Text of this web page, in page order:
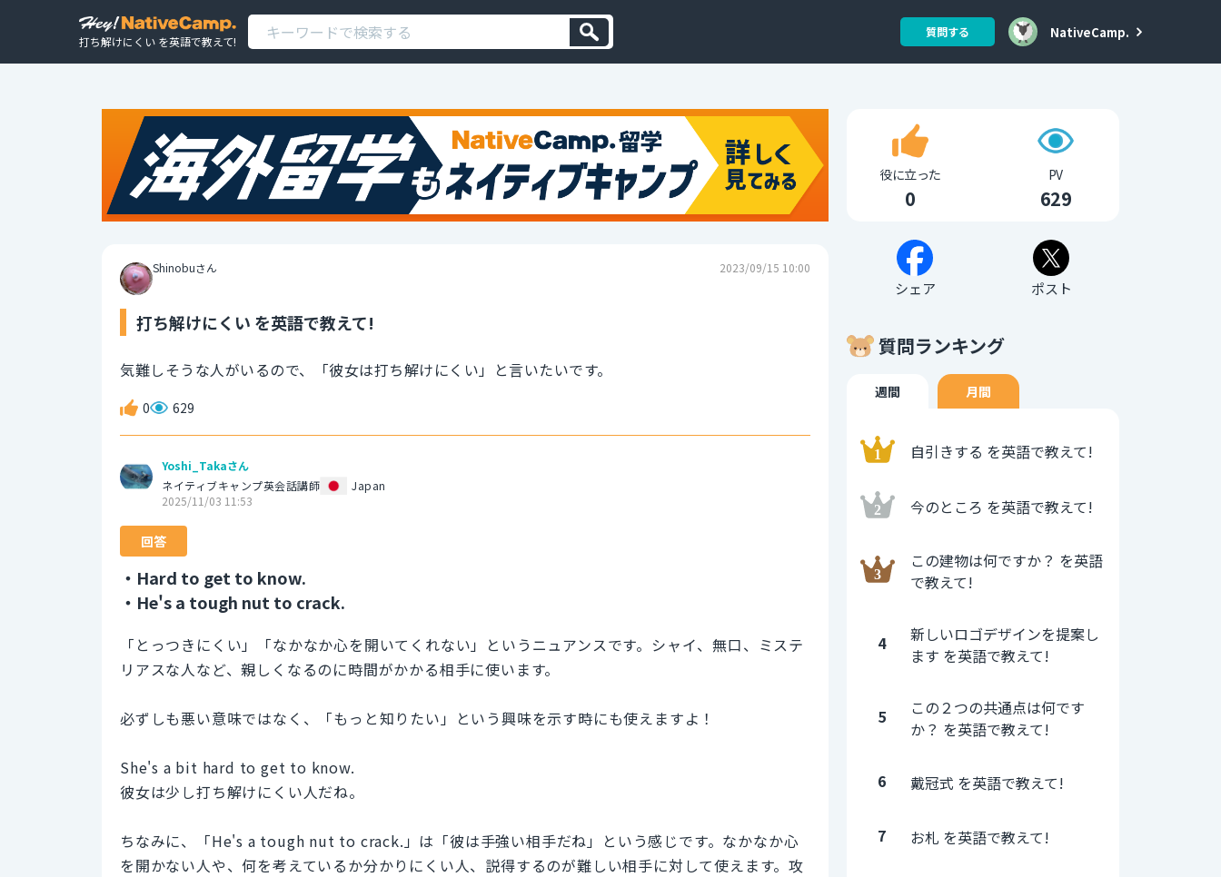
打ち解けにくい を英語で教えて!
質問する NativeCamp.
Shinobuさん 2023/09/15 10:00
打ち解けにくい を英語で教えて!
気難しそうな人がいるので、「彼女は打ち解けにくい」と言いたいです。
0 629
Yoshi_Takaさん
ネイティブキャンプ英会話講師
Japan
2025/11/03 11:53
回答
・Hard to get to know.
・He's a tough nut to crack.
「とっつきにくい」「なかなか心を開いてくれない」というニュアンスです。シャイ、無口、ミステ
リアスな人など、親しくなるのに時間がかかる相手に使います。
必ずしも悪い意味ではなく、「もっと知りたい」という興味を示す時にも使えますよ！
She's a bit hard to get to know.
彼女は少し打ち解けにくい人だね。
ちなみに、「He's a tough nut to crack.」は「彼は手強い相手だね」という感じです。なかなか心
を開かない人や、何を考えているか分かりにくい人、説得するのが難しい相手に対して使えます。攻
役に立った
0
PV
629
シェア ポスト
質問ランキング
週間 月間
自引きする を英語で教えて!
今のところ を英語で教えて!
この建物は何ですか？ を英語
で教えて!
4
新しいロゴデザインを提案し
ます を英語で教えて!
5
この２つの共通点は何です
か？ を英語で教えて!
6 戴冠式 を英語で教えて!
7 お札 を英語で教えて!